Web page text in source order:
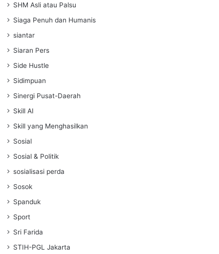
SHM Asli atau Palsu
Siaga Penuh dan Humanis
siantar
Siaran Pers
Side Hustle
Sidimpuan
Sinergi Pusat-Daerah
Skill AI
Skill yang Menghasilkan
Sosial
Sosial & Politik
sosialisasi perda
Sosok
Spanduk
Sport
Sri Farida
STIH-PGL Jakarta